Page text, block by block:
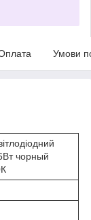
Умови
чорный